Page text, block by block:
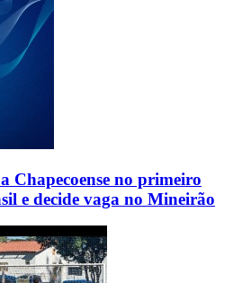
Chapecoense no primeiro
e decide vaga no Mineirão